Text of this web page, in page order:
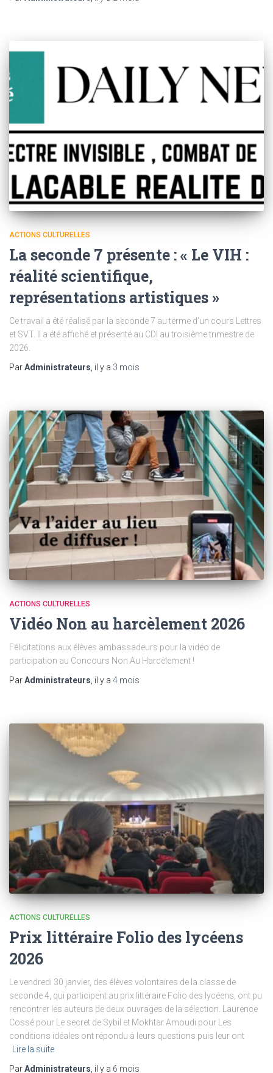
ACTIONS CULTURELLES
La seconde 7 présente : « Le VIH :
réalité scientifique,
représentations artistiques »
Ce travail a été réalisé par la seconde 7 au terme d’un cours Lettres
et SVT. Il a été affiché et présenté au CDI au troisième trimestre de
2026.
ParAdministrateurs , il y a 3 mois
ACTIONS CULTURELLES
Vidéo Non au harcèlement 2026
Félicitations aux élèves ambassadeurs pour la vidéo de
participation au Concours Non Au Harcèlement !
ParAdministrateurs, il y a 4 mois
ACTIONS CULTURELLES
Prix littéraire Folio des lycéens
2026
Le vendredi 30 janvier, des élèves volontaires de la classe de
seconde 4, qui participent au prix littéraire Folio des lycéens, ont pu
rencontrer les auteurs de deux ouvrages de la sélection. Laurence
Cossé pour Le secret de Sybil et Mokhtar Amoudi pour Les
conditions idéales ont répondu à leurs questions puis leur ont
Lire la suite
ParAdministrateurs , il y a 6 mois